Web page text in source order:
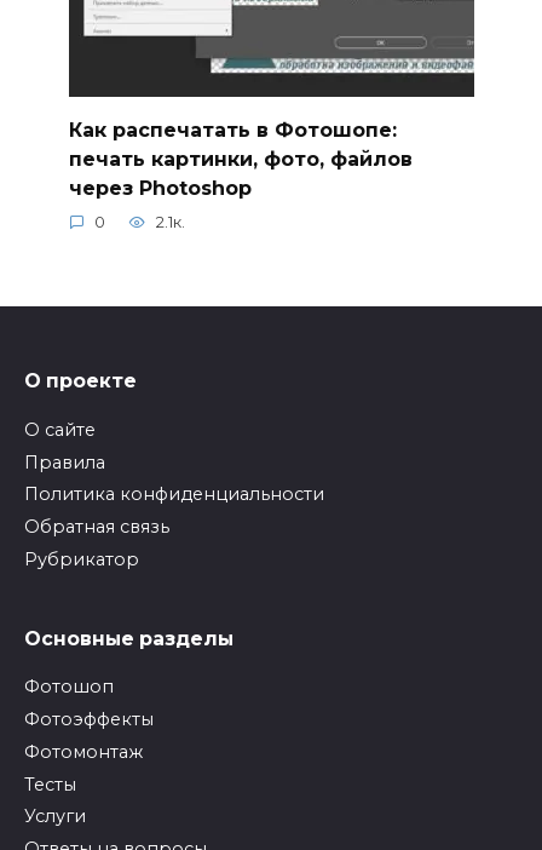
Как распечатать в Фотошопе:
печать картинки, фото, файлов
через Photoshop
0 2.1к.
О проекте
О сайте
Правила
Политика конфиденциальности
Обратная связь
Рубрикатор
Основные разделы
Фотошоп
Фотоэффекты
Фотомонтаж
Тесты
Услуги